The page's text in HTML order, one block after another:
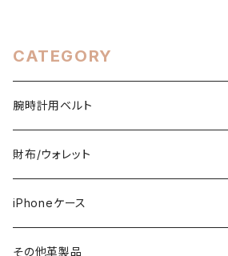
CATEGORY
腕時計用ベルト
ミシン仕立て（牛ヌメ革）
一枚革仕立て（ストレート型）
ストレート型
手縫い仕立て（牛ヌメ革）
ワニ革（アリゲーター/クロコ）
財布/ウォレット
TRACKER WALLET（トラッカーウォレット）
LONG（ロング）
ROOTs（Heritage Collection）
iPhoneケース
スタンダード
その他革製品